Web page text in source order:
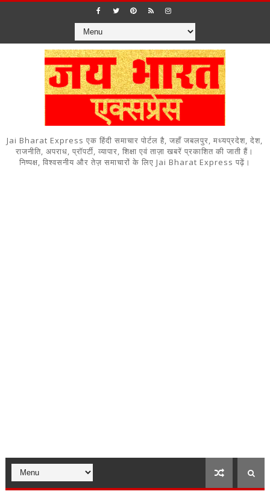
Jai Bharat Express एक हिंदी समाचार पोर्टल है, जहाँ जबलपुर, मध्यप्रदेश, देश,
राजनीति, अपराध, प्रॉपर्टी, व्यापार, शिक्षा एवं ताज़ा खबरें प्रकाशित की जाती हैं।
निष्पक्ष, विश्वसनीय और तेज़ समाचारों के लिए Jai Bharat Express पढ़ें।